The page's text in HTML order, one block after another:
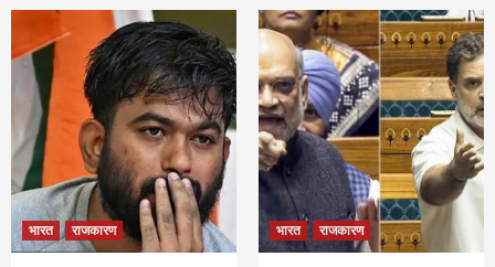
भारत राजकारण भारत राजकारण